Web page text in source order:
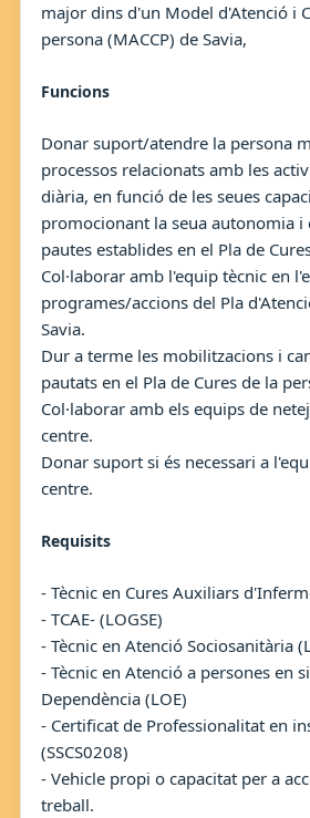
major dins d'un Model d'Atenció i
persona (MACCP) de Savia,
Funcions
Donar suport/atendre la persona
processos relacionats amb les
diària, en funció de les seues
promocionant la seua autonomia i
pautes establides en el Pla de
Col·laborar amb l'equip tècnic en
programes/accions del Pla
Savia.
Dur a terme les mobilitzacions i
pautats en el Pla de Cures de la
Col·laborar amb els equips de
centre.
Donar suport si és necessari a
centre.
Requisits
- Tècnic en Cures Auxiliars
- TCAE- (LOGSE)
- Tècnic en Atenció Sociosanitària
- Tècnic en Atenció a persones en
Dependència (LOE)
- Certificat de Professionalitat en
(SSCS0208)
- Vehicle propi o capacitat per a
treball.